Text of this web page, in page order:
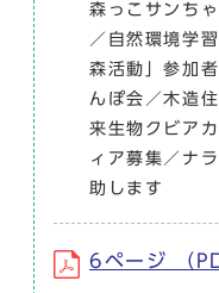
森っこサンち
／自然環境学
森活動」参加
んぽ会／木造
来生物クビア
ィア募集／ナ
助します
6ページ （